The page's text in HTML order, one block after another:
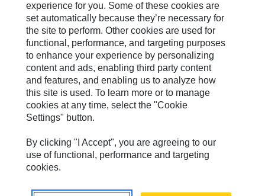
Turner Powertrain Systems
Nous Contacter
Plan Du Site
Cookie Settings
Mentions Légales
Confidentialité
Cat.com
experience for you. Some of these cookies are
set automatically because they’re necessary for
the site to perform. Other cookies are used for
functional, performance, and targeting purposes
to enhance your experience by personalizing
content and ads, enabling third party content
and features, and enabling us to analyze how
this site is used. To learn more or to manage
cookies at any time, select the "Cookie
Settings" button.
By clicking "I Accept", you are agreeing to our
use of functional, performance and targeting
cookies.